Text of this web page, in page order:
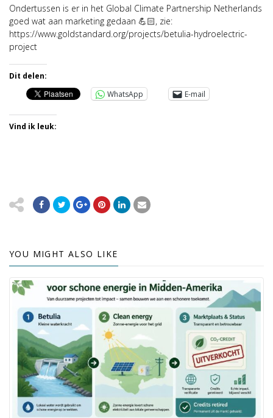
Ondertussen is er in het Global Climate Partnership Netherlands
goed wat aan marketing gedaan 💪🏻, zie:
https://www.goldstandard.org/projects/betulia-hydroelectric-
project
Dit delen:
WhatsApp
E-mail
Vind ik leuk:
YOU MIGHT ALSO LIKE